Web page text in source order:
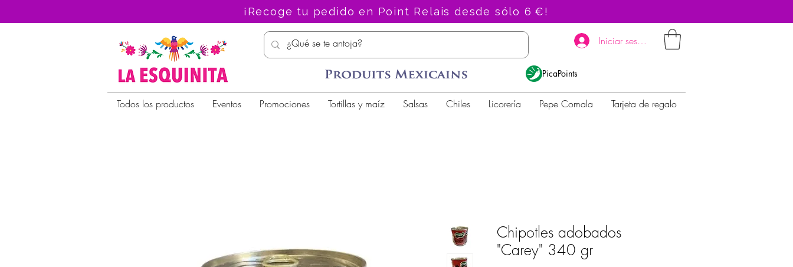
¡Recoge tu pedido en Point Relais desde sólo 6 €!
Iniciar sesión
PicaPoints
Todos los productos Eventos Promociones Tortillas y maíz Salsas Chiles Licorería Pepe Comala Tarjeta de regalo
Chipotles adobados
"Carey" 340 gr